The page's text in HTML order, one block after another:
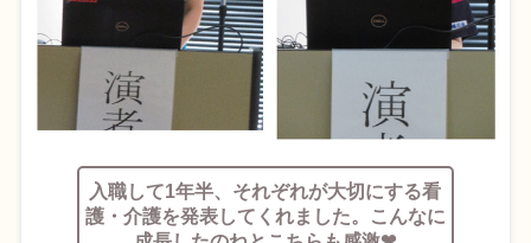
入職して1年半、それぞれが大切にする看
護・介護を発表してくれました。こんなに